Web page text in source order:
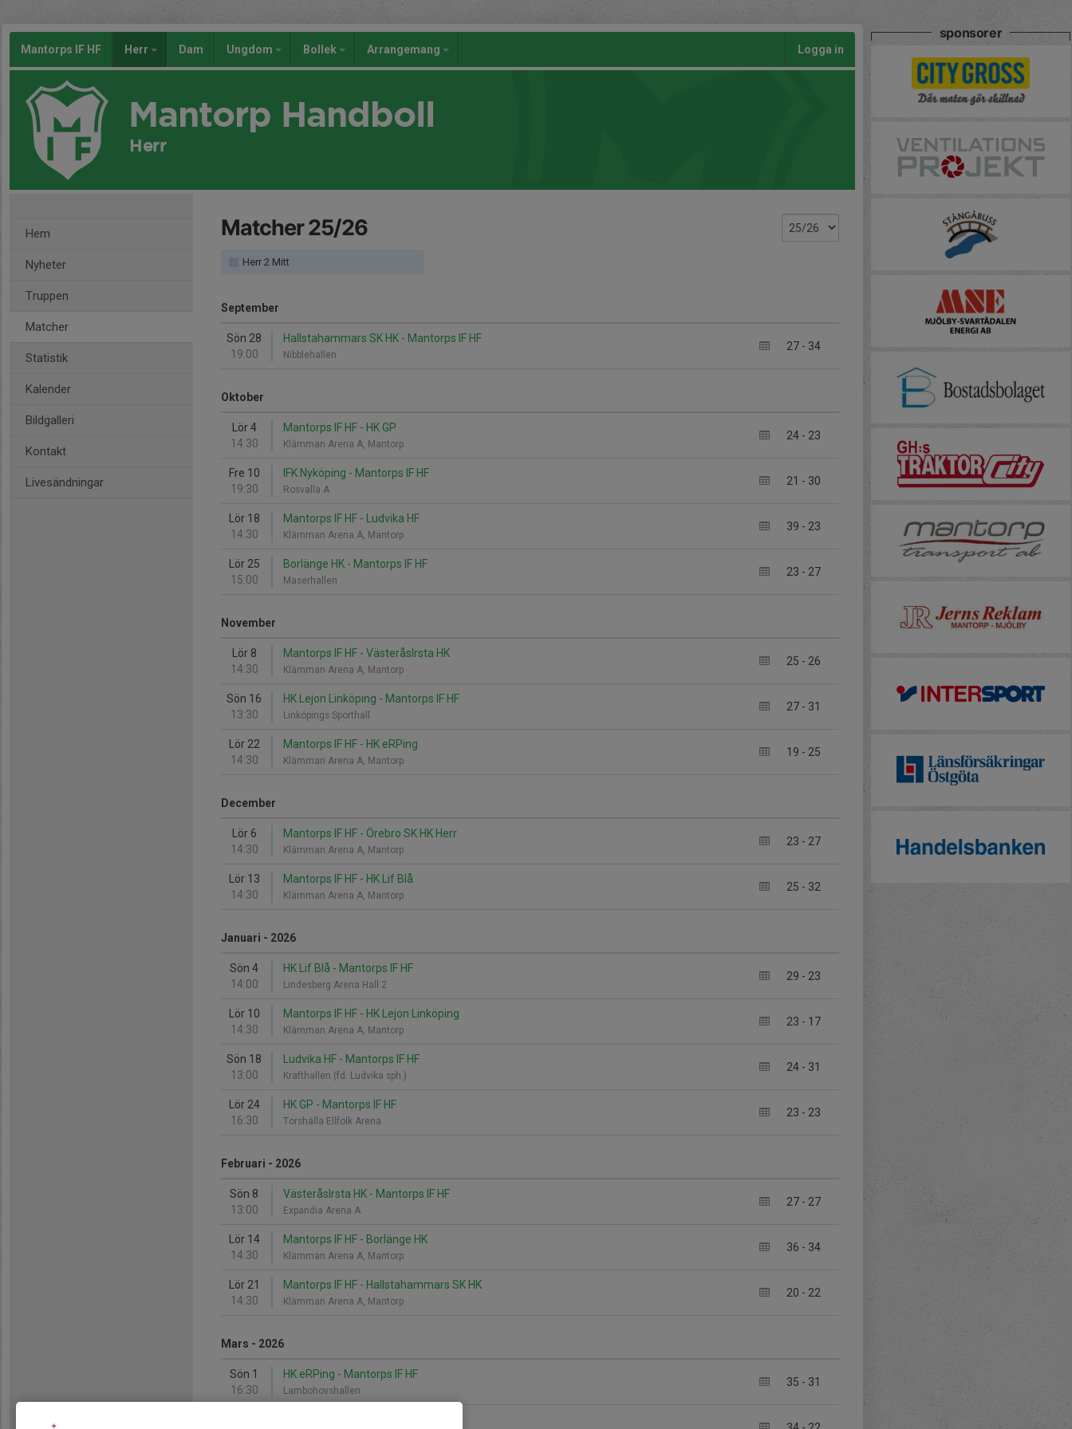
Mantorps IF HF Herr Dam Ungdom Bollek Arrangemang Logga in
Mantorp Handboll
Herr
Hem
Nyheter
Truppen
Matcher
Statistik
Kalender
Bildgalleri
Kontakt
Livesändningar
Matcher 25/26
Herr 2 Mitt
September
Sön 28
19:00
27 - 34
Hallstahammars SK HK - Mantorps IF HF
Nibblehallen
Oktober
Lör 4
14:30
24 - 23
Mantorps IF HF - HK GP
Klämman Arena A, Mantorp
Fre 10
19:30
21 - 30
IFK Nyköping - Mantorps IF HF
Rosvalla A
Lör 18
14:30
39 - 23
Mantorps IF HF - Ludvika HF
Klämman Arena A, Mantorp
Lör 25
15:00
23 - 27
Borlänge HK - Mantorps IF HF
Maserhallen
November
Lör 8
14:30
25 - 26
Mantorps IF HF - VästeråsIrsta HK
Klämman Arena A, Mantorp
Sön 16
13:30
27 - 31
HK Lejon Linköping - Mantorps IF HF
Linköpings Sporthall
Lör 22
14:30
19 - 25
Mantorps IF HF - HK eRPing
Klämman Arena A, Mantorp
December
Lör 6
14:30
23 - 27
Mantorps IF HF - Örebro SK HK Herr
Klämman Arena A, Mantorp
Lör 13
14:30
25 - 32
Mantorps IF HF - HK Lif Blå
Klämman Arena A, Mantorp
Januari - 2026
Sön 4
14:00
29 - 23
HK Lif Blå - Mantorps IF HF
Lindesberg Arena Hall 2
Lör 10
14:30
23 - 17
Mantorps IF HF - HK Lejon Linköping
Klämman Arena A, Mantorp
Sön 18
13:00
24 - 31
Ludvika HF - Mantorps IF HF
Krafthallen (fd. Ludvika sph.)
Lör 24
16:30
23 - 23
HK GP - Mantorps IF HF
Torshälla Ellfolk Arena
Februari - 2026
Sön 8
13:00
27 - 27
VästeråsIrsta HK - Mantorps IF HF
Expandia Arena A
Lör 14
14:30
36 - 34
Mantorps IF HF - Borlänge HK
Klämman Arena A, Mantorp
Lör 21
14:30
20 - 22
Mantorps IF HF - Hallstahammars SK HK
Klämman Arena A, Mantorp
Mars - 2026
Sön 1
16:30
35 - 31
HK eRPing - Mantorps IF HF
Lambohovshallen
sponsorer